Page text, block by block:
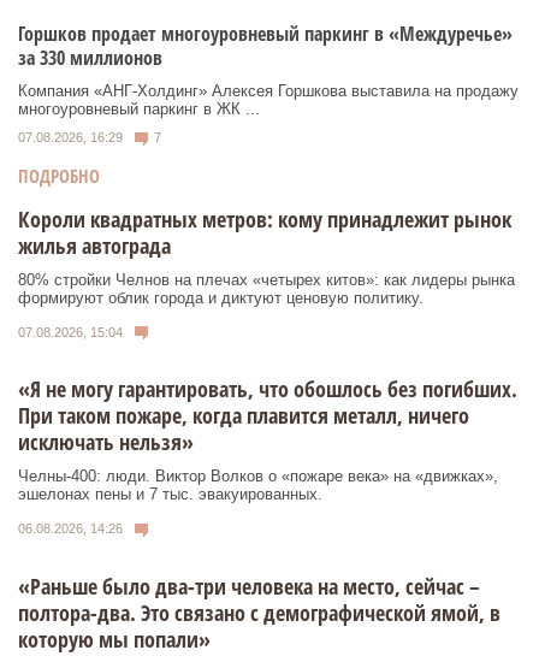
Горшков продает многоуровневый паркинг в «Междуречье»
за 330 миллионов
Компания «АНГ-Холдинг» Алексея Горшкова выставила на продажу
многоуровневый паркинг в ЖК ...
07.08.2026, 16:29 7
ПОДРОБНО
Короли квадратных метров: кому принадлежит рынок
жилья автограда
80% стройки Челнов на плечах «четырех китов»: как лидеры рынка
формируют облик города и диктуют ценовую политику.
07.08.2026, 15:04
«Я не могу гарантировать, что обошлось без погибших.
При таком пожаре, когда плавится металл, ничего
исключать нельзя»
Челны-400: люди. Виктор Волков о «пожаре века» на «движках»,
эшелонах пены и 7 тыс. эвакуированных.
06.08.2026, 14:26
«Раньше было два-три человека на место, сейчас –
полтора-два. Это связано с демографической ямой, в
которую мы попали»